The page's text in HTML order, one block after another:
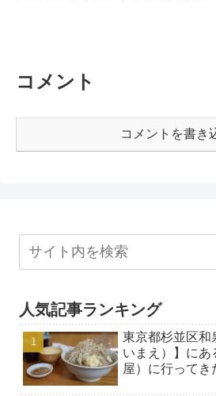
コメント
コメントを書き
人気記事ランキング
東京都杉並区和
いまえ）】にあ
屋）に行ってき